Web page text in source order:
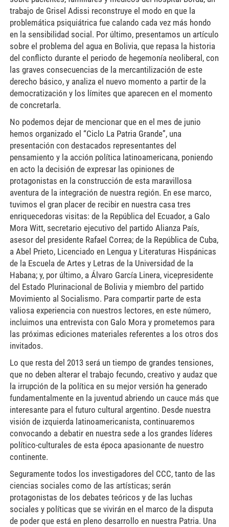
trabajo de Grisel Adissi reconstruye el modo en que la
problemática psiquiátrica fue calando cada vez más hondo
en la sensibilidad social. Por último, presentamos un artículo
sobre el problema del agua en Bolivia, que repasa la historia
del conflicto durante el periodo de hegemonía neoliberal, con
las graves consecuencias de la mercantilización de este
derecho básico, y analiza el nuevo momento a partir de la
democratización y los límites que aparecen en el momento
de concretarla.
No podemos dejar de mencionar que en el mes de junio
hemos organizado el “Ciclo La Patria Grande”, una
presentación con destacados representantes del
pensamiento y la acción política latinoamericana, poniendo
en acto la decisión de expresar las opiniones de
protagonistas en la construcción de esta maravillosa
aventura de la integración de nuestra región. En ese marco,
tuvimos el gran placer de recibir en nuestra casa tres
enriquecedoras visitas: de la República del Ecuador, a Galo
Mora Witt, secretario ejecutivo del partido Alianza País,
asesor del presidente Rafael Correa; de la República de Cuba,
a Abel Prieto, Licenciado en Lengua y Literaturas Hispánicas
de la Escuela de Artes y Letras de la Universidad de la
Habana; y, por último, a Álvaro García Linera, vicepresidente
del Estado Plurinacional de Bolivia y miembro del partido
Movimiento al Socialismo. Para compartir parte de esta
valiosa experiencia con nuestros lectores, en este número,
incluimos una entrevista con Galo Mora y prometemos para
las próximas ediciones materiales referentes a los otros dos
invitados.
Lo que resta del 2013 será un tiempo de grandes tensiones,
que no deben alterar el trabajo fecundo, creativo y audaz que
la irrupción de la política en su mejor versión ha generado
fundamentalmente en la juventud abriendo un cauce más que
interesante para el futuro cultural argentino. Desde nuestra
visión de izquierda latinoamericanista, continuaremos
convocando a debatir en nuestra sede a los grandes líderes
político-culturales de esta época apasionante de nuestro
continente.
Seguramente todos los investigadores del CCC, tanto de las
ciencias sociales como de las artísticas; serán
protagonistas de los debates teóricos y de las luchas
sociales y políticas que se vivirán en el marco de la disputa
de poder que está en pleno desarrollo en nuestra Patria. Una